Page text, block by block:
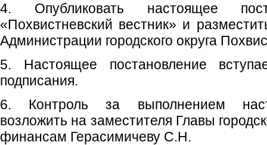
4. Опубликовать настоящее
«Похвистневский вестник» и
Администрации городского округа
5. Настоящее постановление
подписания.
6. Контроль за выполнением
возложить на заместителя Главы
финансам Герасимичеву С.Н.